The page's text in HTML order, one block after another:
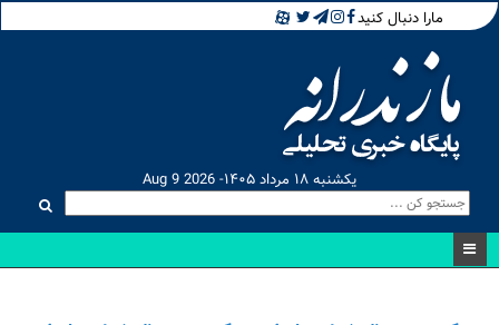
مارا دنبال کنید
یکشنبه ۱۸ مرداد ۱۴۰۵- Aug 9 2026